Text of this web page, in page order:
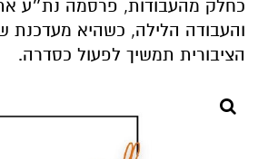
כחלק מהעבודות, פרסמה נת״ע
והעבודה הלילה, כשהיא מעדכנת
הציבורית תמשיך לפעול כסדרה.